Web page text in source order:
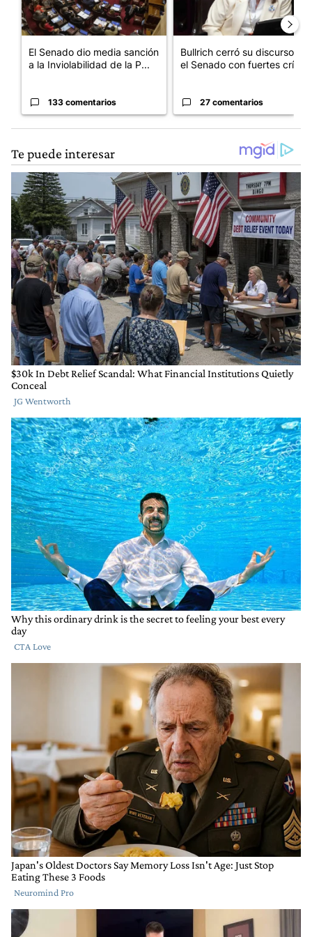
El Senado dio media sanción
a la Inviolabilidad de la P...
133 comentarios
Bullrich cerró su discurso en
el Senado con fuertes crí...
27 comentarios